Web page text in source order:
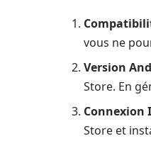
vous ne
Version
Store. En
Connexion
Store et